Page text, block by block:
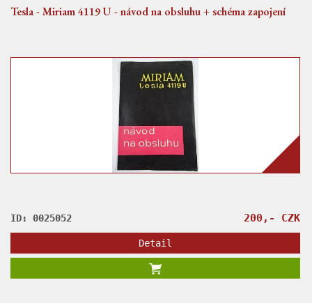
Tesla - Miriam 4119 U - návod na obsluhu + schéma zapojení
ID: 0025052 200,- CZK
Detail